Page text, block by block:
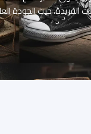
الفريدة، حيث الجودة